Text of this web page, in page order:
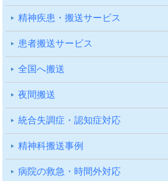
精神疾患・搬送サービス
患者搬送サービス
全国へ搬送
夜間搬送
統合失調症・認知症対応
精神科搬送事例
病院の救急・時間外対応